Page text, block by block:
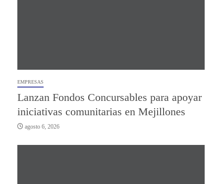
EMPRESAS
Lanzan Fondos Concursables para apoyar
iniciativas comunitarias en Mejillones
agosto 6, 2026